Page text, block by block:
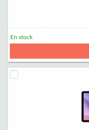
En stock